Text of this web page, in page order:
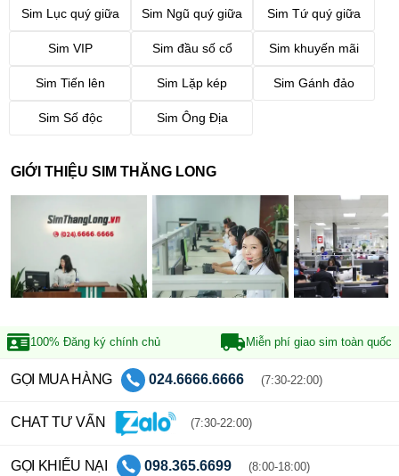
2. Giá của sim năm sinhđuôi 1983
Có thể bạn đã biết, sim năm sinh 1983 có để đứng ở giữa hoặc
ý nghĩa hơn cả khi nó đứng ở cuối sim. Dưới đây là một vài ví dụ
về sim đuôi 1983 từ thấp đến cao.
0823921983: 880k
0337291983: 599k
0846361983: 860…
Xem thêm:Bảng giá sim đuôi 1983 RẺ mà CHẤT
0368471983: 1tr
0942491983: 4tr680
0819841983: 9tr360…
Sim Lục quý giữa Sim Ngũ quý giữa Sim Tứ quý giữa
Sim VIP Sim đầu số cổ Sim khuyến mãi
Sim Tiến lên Sim Lặp kép Sim Gánh đảo
Sim Số độc Sim Ông Địa
GIỚI THIỆU SIM THĂNG LONG
100% Đăng ký chính chủ Miễn phí giao sim toàn quốc
GỌI MUA HÀNG 024.6666.6666 (7:30-22:00)
CHAT TƯ VẤN (7:30-22:00)
GỌI KHIẾU NẠI 098.365.6699 (8:00-18:00)